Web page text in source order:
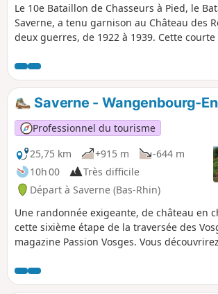
Le 10e Bataillon de Chasseurs à Pied, le
Saverne, a tenu garnison au Château des
deux guerres, de 1922 à 1939. Cette
place, à la grotte, un aménagement
par l'Amicale des Diables Bleus de
respecter !
Saverne - Wangenbourg-
Professionnel du tourisme
25,75 km
+915 m
-644 m
10h 00
Très difficile
Départ à Saverne (Bas-Rhin)
Une randonnée exigeante, de château en
cette sixième étape de la traversée des
magazine Passion Vosges. Vous
par Christian Bach dans le magazine
par les DNA et L'Alsace.